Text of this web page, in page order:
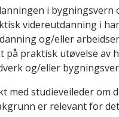
i bygningsvern
videreutdanning i
og/eller
på praktisk utøvelse av
og/eller
med studieveileder om
er relevant for